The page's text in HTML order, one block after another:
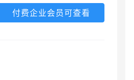
付费企业会员可查看